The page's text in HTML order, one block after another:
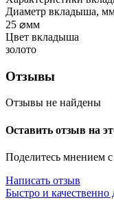
Диаметр вкладыша,
25 ⌀мм
Цвет вкладыша
золото
Отзывы
Отзывы не найдены
Оставить отзыв на
Поделитесь мнением
Написать отзыв
Быстро и качественно